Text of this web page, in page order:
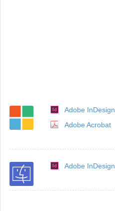
Adobe InDesign
Adobe Acrobat
Adobe InDesign